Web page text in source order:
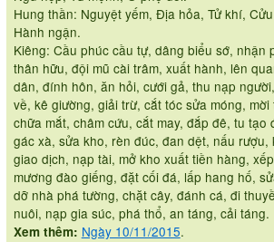
Hung thần: Nguyệt yếm, Địa hỏa, Tử khí,
Hành ngận.
Kiêng: Cầu phúc cầu tự, dâng biểu sớ, nhận
thân hữu, đội mũ cài trâm, xuất hành, lên
dân, đính hôn, ăn hỏi, cưới gả, thu nạp
về, kê giường, giải trừ, cắt tóc sửa móng,
chữa mắt, châm cứu, cắt may, đắp đê, tu tạo
gác xà, sửa kho, rèn đúc, đan dệt, nấu rượu,
giao dịch, nạp tài, mở kho xuất tiền hàng,
mương đào giếng, đặt cối đá, lấp hang hố,
dỡ nhà phá tường, chặt cây, đánh cá, đi
nuôi, nạp gia súc, phá thổ, an táng, cải táng.
Xem thêm: Ngày 10/11/2015.